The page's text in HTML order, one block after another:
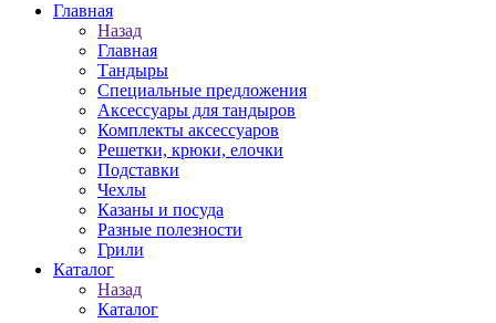
Главная
Назад
Главная
Тандыры
Специальные предложения
Аксессуары для тандыров
Комплекты аксессуаров
Решетки, крюки, елочки
Подставки
Чехлы
Казаны и посуда
Разные полезности
Грили
Каталог
Назад
Каталог